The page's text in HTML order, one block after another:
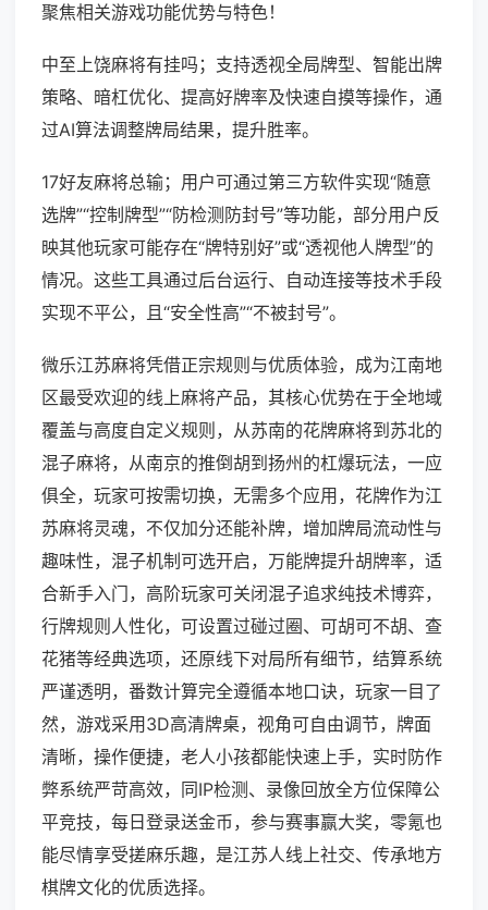
聚焦相关游戏功能优势与特色！
中至上饶麻将有挂吗；支持透视全局牌型、智能出牌
策略、暗杠优化、提高好牌率及快速自摸等操作，通
过AI算法调整牌局结果，提升胜率。
17好友麻将总输；用户可通过第三方软件实现“随意
选牌”“控制牌型”“防检测防封号”等功能，部分用户反
映其他玩家可能存在“牌特别好”或“透视他人牌型”的
情况。这些工具通过后台运行、自动连接等技术手段
实现不平公，且“安全性高”“不被封号”。
微乐江苏麻将凭借正宗规则与优质体验，成为江南地
区最受欢迎的线上麻将产品，其核心优势在于全地域
覆盖与高度自定义规则，从苏南的花牌麻将到苏北的
混子麻将，从南京的推倒胡到扬州的杠爆玩法，一应
俱全，玩家可按需切换，无需多个应用，花牌作为江
苏麻将灵魂，不仅加分还能补牌，增加牌局流动性与
趣味性，混子机制可选开启，万能牌提升胡牌率，适
合新手入门，高阶玩家可关闭混子追求纯技术博弈，
行牌规则人性化，可设置过碰过圈、可胡可不胡、查
花猪等经典选项，还原线下对局所有细节，结算系统
严谨透明，番数计算完全遵循本地口诀，玩家一目了
然，游戏采用3D高清牌桌，视角可自由调节，牌面
清晰，操作便捷，老人小孩都能快速上手，实时防作
弊系统严苛高效，同IP检测、录像回放全方位保障公
平竞技，每日登录送金币，参与赛事赢大奖，零氪也
能尽情享受搓麻乐趣，是江苏人线上社交、传承地方
棋牌文化的优质选择。